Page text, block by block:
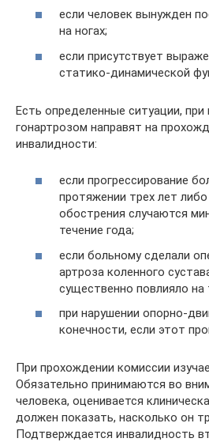
если человек вынужден
на ногах;
если присутствует
статико-динамической
Есть определенные ситуации,
гонартрозом направят на
инвалидности:
если прогрессирование
протяжении трех лет
обострения случаются
течение года;
если больному сделали
артроза коленного
существенно повлияло
при нарушении опорно-
конечности, если этот
При прохождении комиссии
Обязательно принимаются во
человека, оценивается
должен показать, насколько он
Подтверждается инвалидность